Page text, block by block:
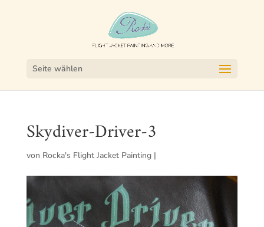
Seite wählen
Skydiver-Driver-3
von Rocka's Flight Jacket Painting|